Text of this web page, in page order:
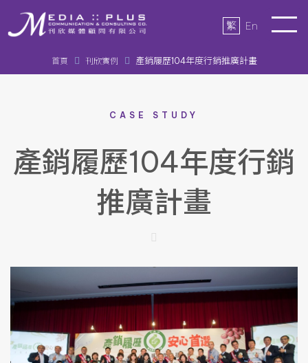
繁 En
首頁 刊欣實例 產銷履歷104年度行銷推廣計畫
CASE STUDY
產銷履歷104年度行銷
推廣計畫